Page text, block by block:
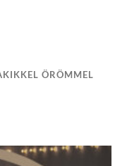
ÖRÖMMEL